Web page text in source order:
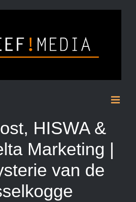
HISWA &
Marketing |
van de